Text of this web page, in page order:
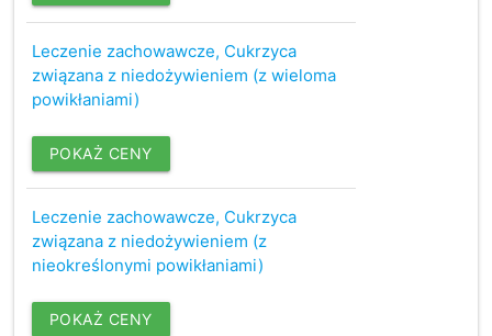
Leczenie zachowawcze, Cukrzyca
związana z niedożywieniem (z wieloma
powikłaniami)
POKAŻ CENY
Leczenie zachowawcze, Cukrzyca
związana z niedożywieniem (z
nieokreślonymi powikłaniami)
POKAŻ CENY